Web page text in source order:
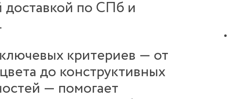
доставкой по СПб и
критериев — от
до конструктивных
— помогает